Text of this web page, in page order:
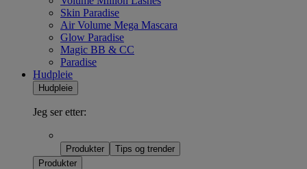
Skin Paradise
Air Volume Mega Mascara
Glow Paradise
Magic BB & CC
Paradise
Hudpleie
Hudpleie
Jeg ser etter:
Produkter
Tips og trender
Produkter